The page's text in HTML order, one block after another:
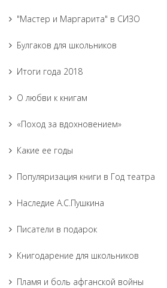
"Мастер и Маргарита" в СИЗО
Булгаков для школьников
Итоги года 2018
О любви к книгам
«Поход за вдохновением»
Какие ее годы
Популяризация книги в Год театра
Наследие А.С.Пушкина
Писатели в подарок
Книгодарение для школьников
Пламя и боль афганской войны